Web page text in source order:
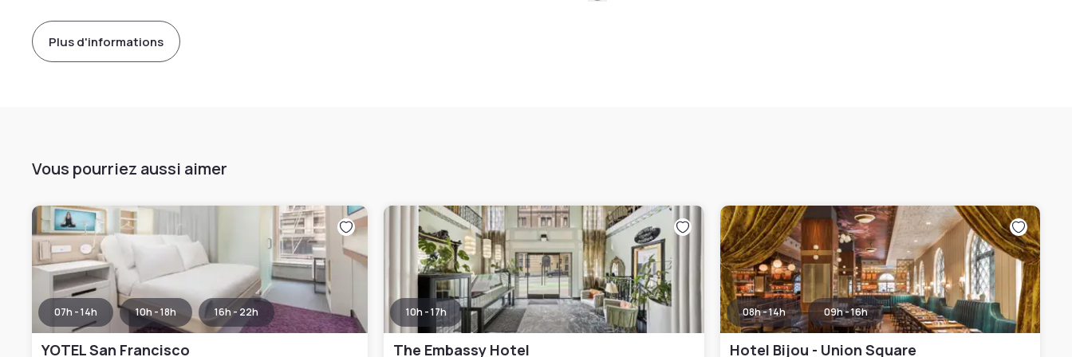
Plus d'informations
Vous pourriez aussi aimer
07h - 14h 10h - 18h 16h - 22h
YOTEL San Francisco
10h - 17h
The Embassy Hotel
08h - 14h 09h - 16h
Hotel Bijou - Union Square